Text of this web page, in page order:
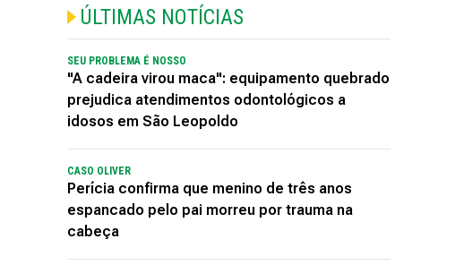
ÚLTIMAS NOTÍCIAS
SEU PROBLEMA É NOSSO
"A cadeira virou maca": equipamento quebrado
prejudica atendimentos odontológicos a
idosos em São Leopoldo
CASO OLIVER
Perícia confirma que menino de três anos
espancado pelo pai morreu por trauma na
cabeça